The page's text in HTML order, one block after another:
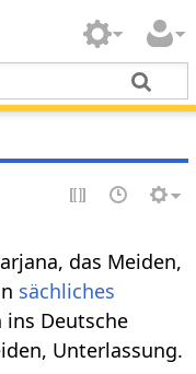
das Meiden,
sächliches
ins Deutsche
Unterlassung.